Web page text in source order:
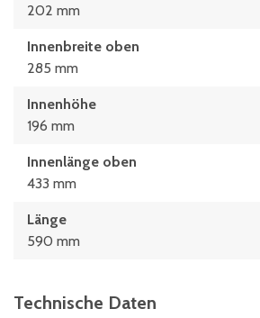
202 mm
Innenbreite oben
285 mm
Innenhöhe
196 mm
Innenlänge oben
433 mm
Länge
590 mm
Technische Daten